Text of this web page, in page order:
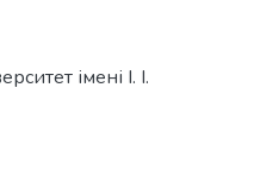
імені І. І.